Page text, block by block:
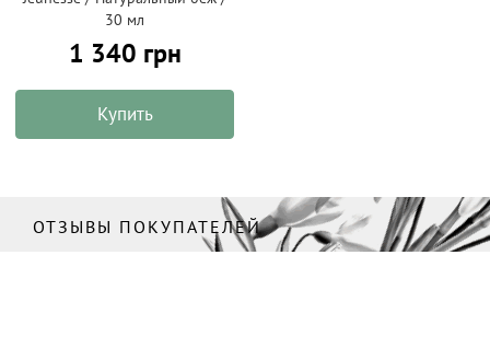
30 мл
1 340 грн
Купить
ОТЗЫВЫ ПОКУПАТЕЛЕЙ